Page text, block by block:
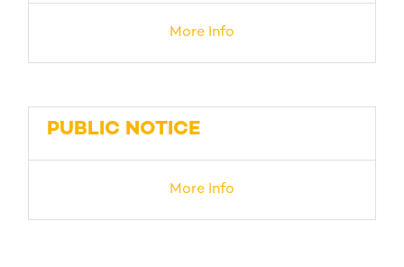
More Info
PUBLIC NOTICE
More Info